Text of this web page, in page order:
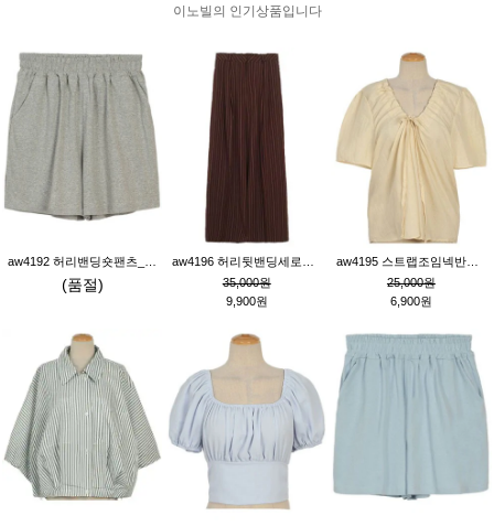
이노빌의 인기상품입니다
(품절)
35,000원
9,900원
25,000원
6,900원